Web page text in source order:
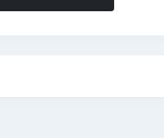
fırsatı yaratarak